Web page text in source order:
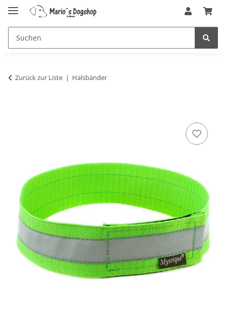
Zurück zur Liste Halsbänder